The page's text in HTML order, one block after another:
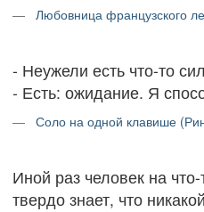
Любовница французского
- Неужели есть что-то
- Есть: ожидание. Я
Соло на одной клавише
Иной раз человек на
твердо знает, что